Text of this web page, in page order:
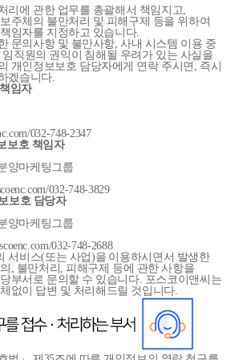
리에 관한 업무를 총괄해서 책임지고,
주체의 불만처리 및 피해구제 등을 위하여
임자를 지정하고 있습니다.
문의사항 및 불만사항, 사내 시스템 이용 중
직원의 권익이 침해될 우려가 있는 사실을
개인정보보호 담당자에게 연락 주시면, 즉시
겠습니다.
임자
032-748-2347
보호 책임자
양마케팅그룹
032-748-3829
보호 담당자
양마케팅그룹
032-748-2688
서비스(또는 사업)을 이용하시면서 발생한
, 불만처리, 피해구제 등에 관한 사항을
부서로 문의할 수 있습니다. 포스코이앤씨는
없이 답변 및 처리해드릴 것입니다.